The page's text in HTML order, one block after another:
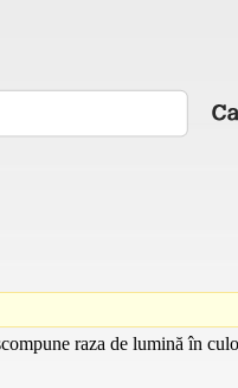
raza de lumină în